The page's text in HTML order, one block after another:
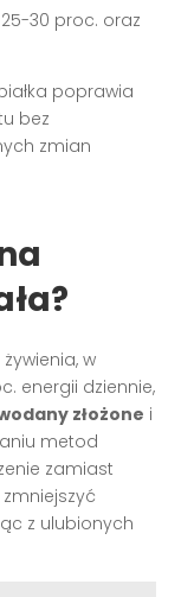
30 proc. oraz
poprawia
bez
zmian
w
energii dziennie,
złożone i
metod
zamiast
z ulubionych